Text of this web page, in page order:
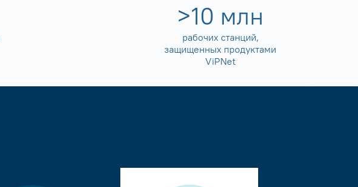
>10 млн
рабочих станций,
защищенных продуктами
ViPNet